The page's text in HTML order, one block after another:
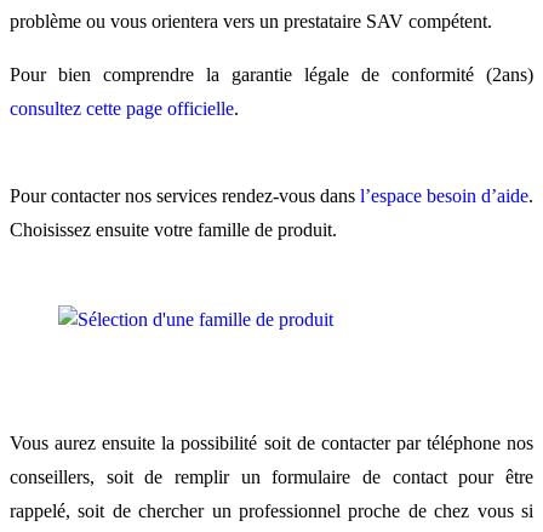
problème ou vous orientera vers un prestataire SAV compétent.
Pour bien comprendre la garantie légale de conformité (2ans)
consultez cette page officielle.
Pour contacter nos services rendez-vous dans l’espace besoin d’aide.
Choisissez ensuite votre famille de produit.
Vous aurez ensuite la possibilité soit de contacter par téléphone nos
conseillers, soit de remplir un formulaire de contact pour être
rappelé, soit de chercher un professionnel proche de chez vous si